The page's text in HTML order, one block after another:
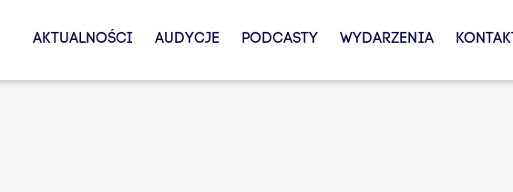
AKTUALNOŚCI AUDYCJE PODCASTY WYDARZENIA KONTAKT